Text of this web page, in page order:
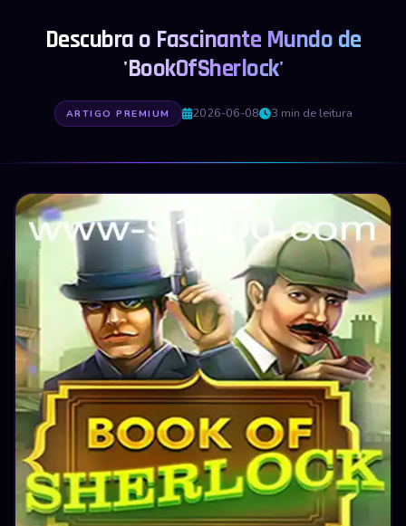
Descubra o Fascinante Mundo de
'BookOfSherlock'
ARTIGO PREMIUM 2026-06-08 3 min de leitura